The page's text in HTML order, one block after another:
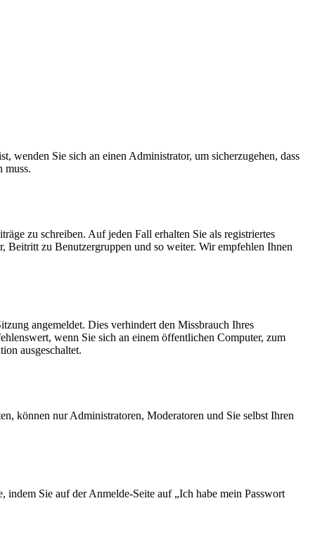
wenden Sie sich an einen Administrator, um sicherzugehen, dass
muss.
zu schreiben. Auf jeden Fall erhalten Sie als registriertes
zu Benutzergruppen und so weiter. Wir empfehlen Ihnen
angemeldet. Dies verhindert den Missbrauch Ihres
wenn Sie sich an einem öffentlichen Computer, zum
ausgeschaltet.
können nur Administratoren, Moderatoren und Sie selbst Ihren
Sie auf der Anmelde-Seite auf „Ich habe mein Passwort